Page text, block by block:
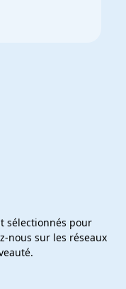
sélectionnés pour
nous sur les réseaux